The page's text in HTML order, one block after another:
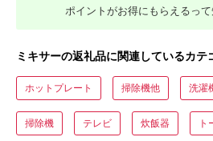
ポイントがお得にもらえるっ
ミキサーの返礼品に関連しているカテ
ホットプレート 掃除機他 洗濯
掃除機 テレビ 炊飯器 ト